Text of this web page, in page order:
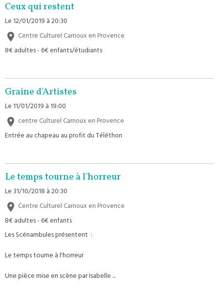
Ceux qui restent
Le 12/01/2019à 20:30
Centre Culturel Carnoux en Provence
8€ adultes - 6€ enfants/étudiants
Graine d'Artistes
Le 11/01/2019à 19:00
centre Culturel Carnoux en Provence
Entrée au chapeau au profit du Téléthon
Le temps tourne à l'horreur
Le 31/10/2018à 20:30
Centre Culturel Carnoux en Provence
8€ adultes - 6€ enfants
Les Scénambules présentent :
Le temps tourne à l'horreur
Une pièce mise en scène par Isabelle ...